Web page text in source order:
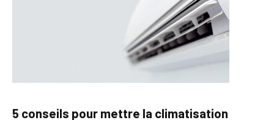
5 conseils pour mettre la climatisation